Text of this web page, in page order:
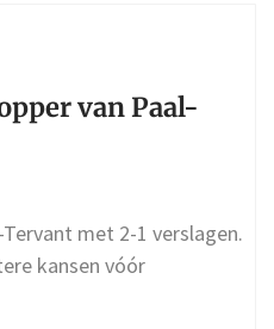
van Paal-
met 2-1 verslagen.
kansen vóór